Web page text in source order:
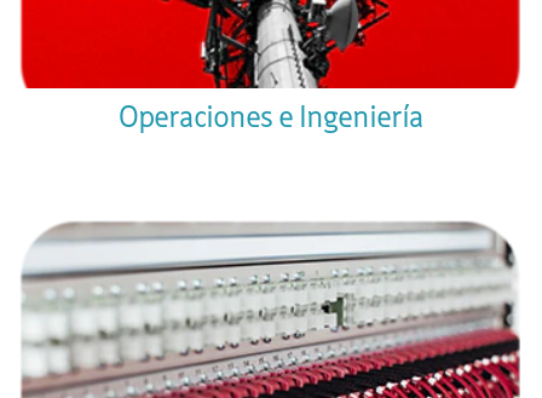
Operaciones e Ingeniería